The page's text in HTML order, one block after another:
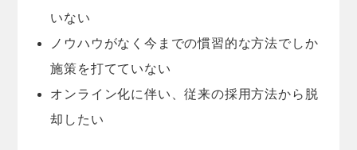
いない
ノウハウがなく今までの慣習的な方法でしか
施策を打てていない
オンライン化に伴い、従来の採用方法から脱
却したい